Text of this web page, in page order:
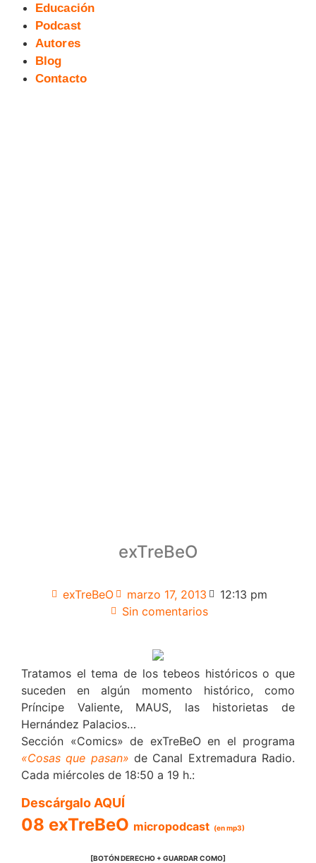
Educación
Podcast
Autores
Blog
Contacto
exTreBeO
exTreBeO marzo 17, 2013
12:13 pm
Sin comentarios
Tratamos el tema de los tebeos históricos o que
suceden en algún momento histórico, como
Príncipe Valiente, MAUS, las historietas de
Hernández Palacios…
Sección «Comics» de exTreBeO en el programa
«Cosas que pasan» de Canal Extremadura Radio.
Cada miércoles de 18:50 a 19 h.:
Descárgalo AQUÍ
08 exTreBeO micropodcast (en mp3)
[BOTÓN DERECHO + GUARDAR COMO]